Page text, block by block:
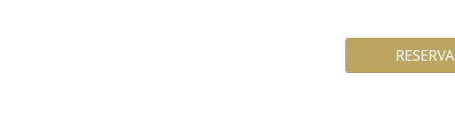
RESERVA